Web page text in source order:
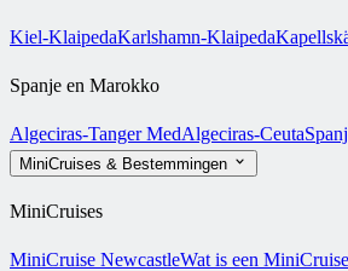
Kiel-KlaipedaKarlshamn-Klaipeda
Spanje en Marokko
Algeciras-Tanger MedAlgeciras-Ceuta
MiniCruises & Bestemmingen
MiniCruises
MiniCruise NewcastleWat is een